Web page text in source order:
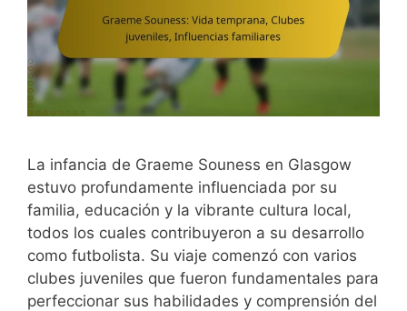
La infancia de Graeme Souness en Glasgow
estuvo profundamente influenciada por su
familia, educación y la vibrante cultura local,
todos los cuales contribuyeron a su desarrollo
como futbolista. Su viaje comenzó con varios
clubes juveniles que fueron fundamentales para
perfeccionar sus habilidades y comprensión del